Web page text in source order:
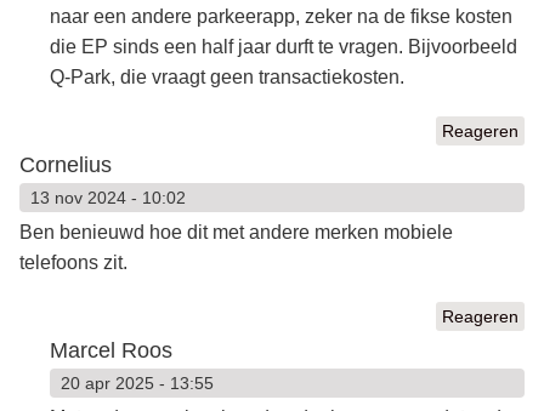
naar een andere parkeerapp, zeker na de fikse kosten
die EP sinds een half jaar durft te vragen. Bijvoorbeeld
Q-Park, die vraagt geen transactiekosten.
Reageren
Cornelius
13 nov 2024 - 10:02
Ben benieuwd hoe dit met andere merken mobiele
telefoons zit.
Reageren
Marcel Roos
20 apr 2025 - 13:55